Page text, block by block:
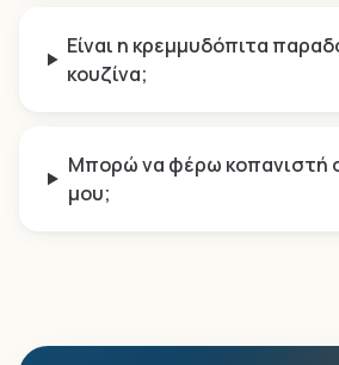
Είναι η κρεμμυδόπιτα
κουζίνα;
Μπορώ να φέρω κοπανιστή
μου;